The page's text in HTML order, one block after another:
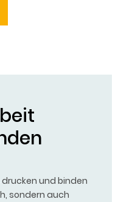
und binden
sondern auch